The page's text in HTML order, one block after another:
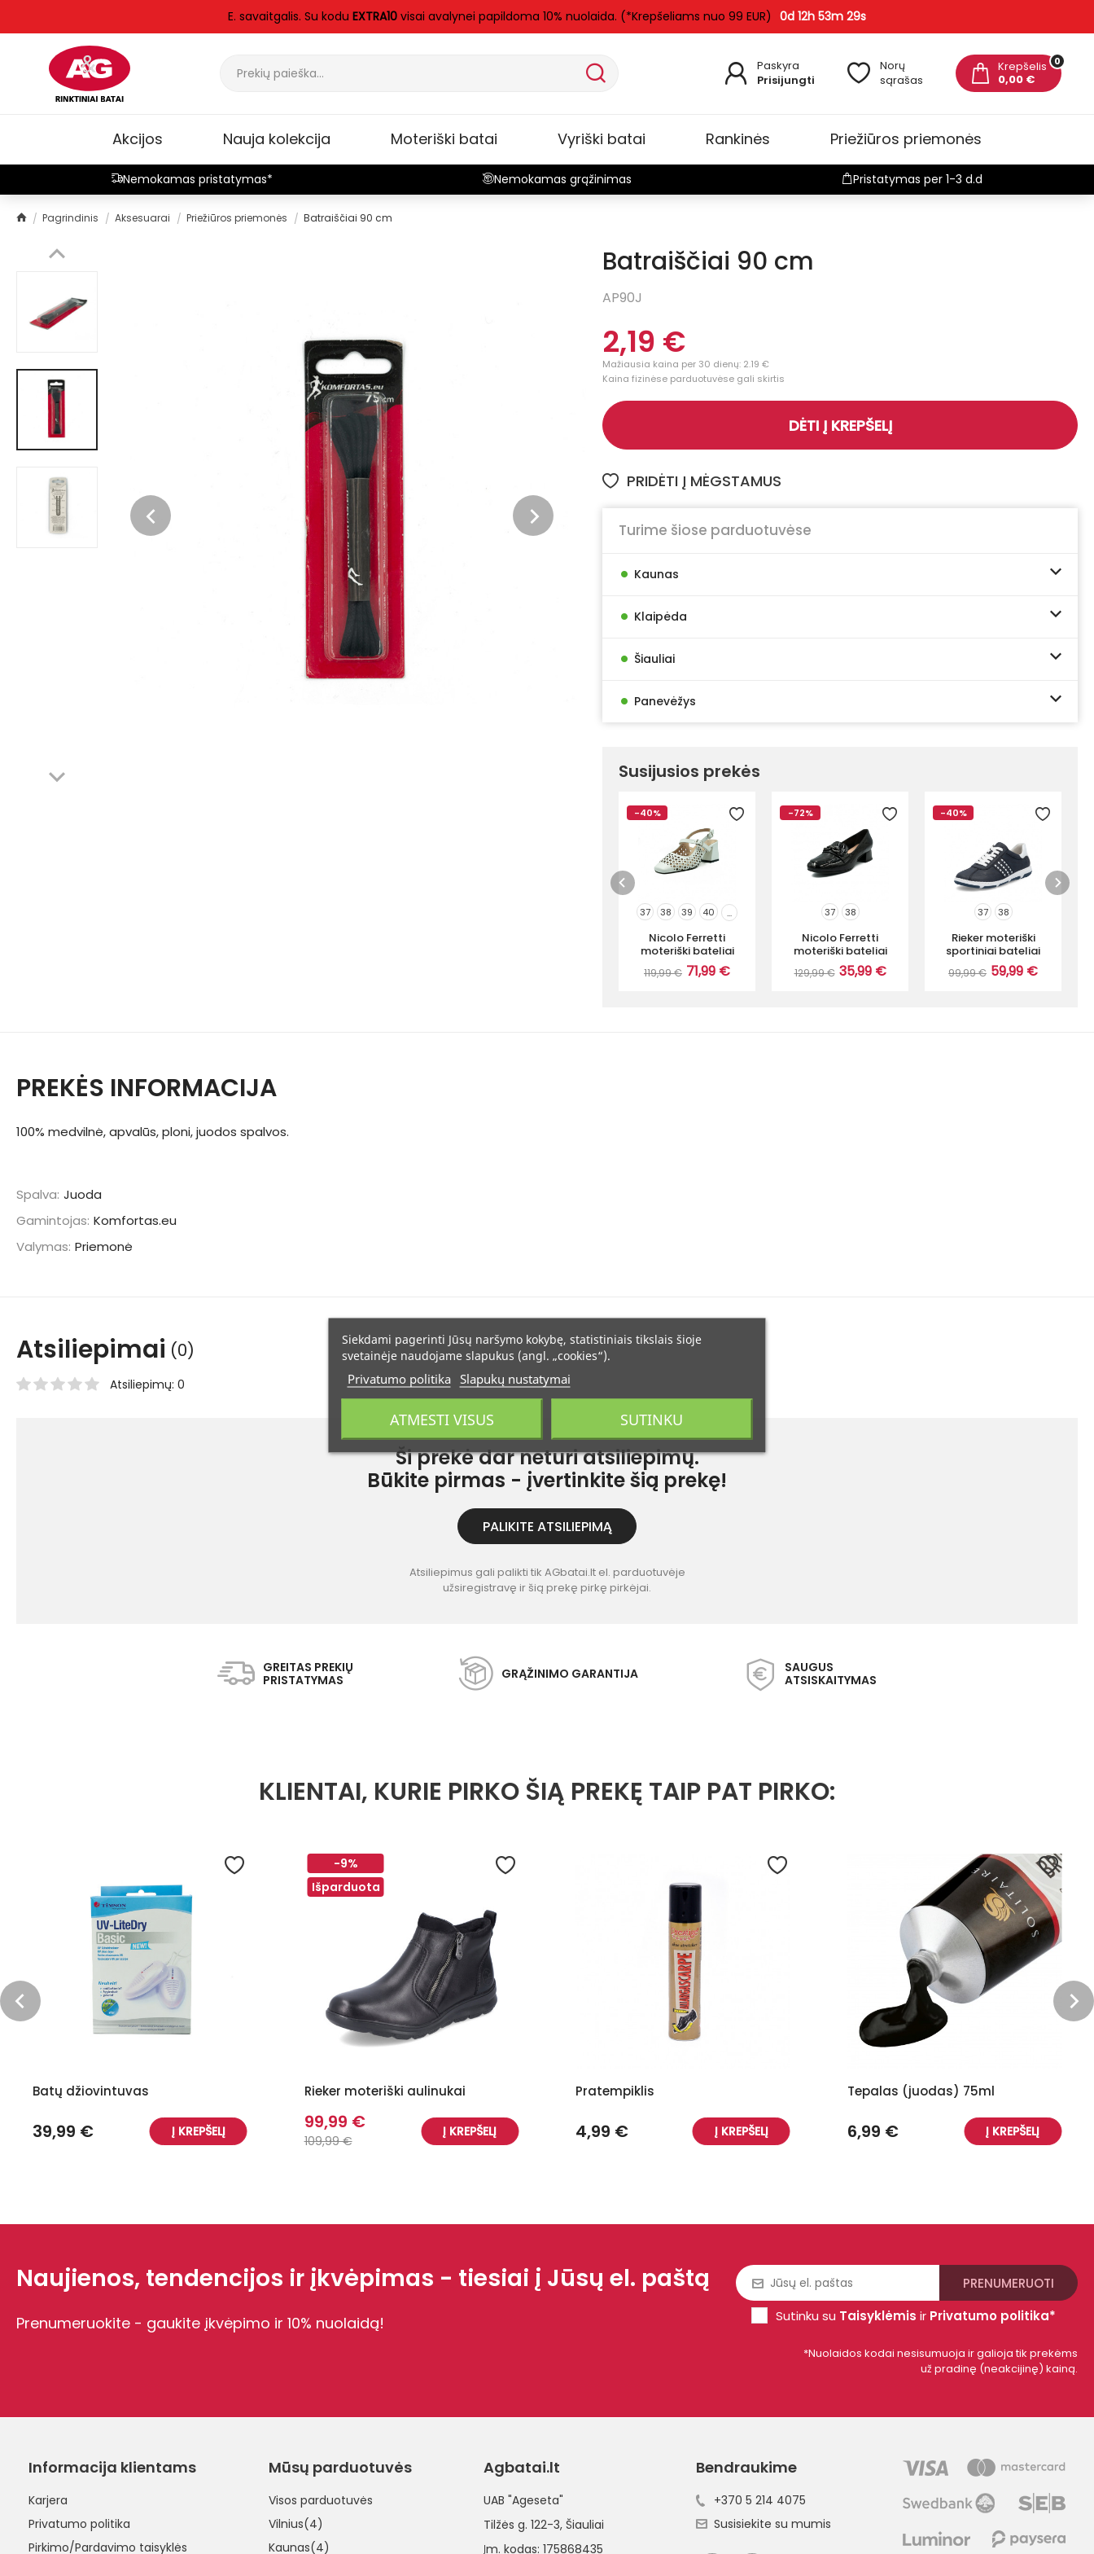
E. savaitgalis. Su kodu EXTRA10 visai avalynei papildoma 10% nuolaida. (*Krepšeliams nuo 99 EUR) 0d 12h 53m 28s
Paskyra
Prisijungti
Norų
sąrašas
0
Krepšelis
0,00 €
Akcijos Nauja kolekcija Moteriški batai Vyriški batai Rankinės Priežiūros priemonės
Nemokamas pristatymas* Nemokamas grąžinimas Pristatymas per 1-3 d.d
Pagrindinis Aksesuarai Priežiūros priemonės Batraiščiai 90 cm
Batraiščiai 90 cm
AP90J
2,19 €
Mažiausia kaina per 30 dienų: 2.19 €
Kaina fizinėse parduotuvėse gali skirtis
DĖTI Į KREPŠELĮ
PRIDĖTI Į MĖGSTAMUS
Turime šiose parduotuvėse
• Kaunas
• Klaipėda
• Šiauliai
• Panevėžys
Susijusios prekės
-40%
37 38 39 40 ...
Nicolo Ferretti
moteriški bateliai
119,99 € 71,99 €
-72%
37 38
Nicolo Ferretti
moteriški bateliai
129,99 € 35,99 €
-40%
37 38
Rieker moteriški
sportiniai bateliai
99,99 € 59,99 €
PREKĖS INFORMACIJA
100% medvilnė, apvalūs, ploni, juodos spalvos.
Spalva: Juoda
Gamintojas: Komfortas.eu
Valymas: Priemonė
Atsiliepimai (0)
Atsiliepimų: 0
Ši prekė dar neturi atsiliepimų.
Būkite pirmas - įvertinkite šią prekę!
PALIKITE ATSILIEPIMĄ
Atsiliepimus gali palikti tik AGbatai.lt el. parduotuvėje
užsiregistravę ir šią prekę pirkę pirkėjai.
GREITAS PREKIŲ
PRISTATYMAS
GRĄŽINIMO GARANTIJA
SAUGUS
ATSISKAITYMAS
KLIENTAI, KURIE PIRKO ŠIĄ PREKĘ TAIP PAT PIRKO:
Batų džiovintuvas
39,99 € Į KREPŠELĮ
-9%
Išparduota
Rieker moteriški aulinukai
99,99 €
109,99 €
Į KREPŠELĮ
Pratempiklis
4,99 € Į KREPŠELĮ
Tepalas (juodas) 75ml
6,99 € Į KREPŠELĮ
Naujienos, tendencijos ir įkvėpimas - tiesiai į Jūsų el. paštą
Prenumeruokite - gaukite įkvėpimo ir 10% nuolaidą! Sutinku su Taisyklėmis ir Privatumo politika*
*Nuolaidos kodai nesisumuoja ir galioja tik prekėms
už pradinę (neakcijinę) kainą.
Informacija klientams
Karjera
Privatumo politika
Pirkimo/Pardavimo taisyklės
Mūsų parduotuvės
Visos parduotuvės
Vilnius(4)
Kaunas(4)
Agbatai.lt
UAB "Ageseta"
Tilžės g. 122-3, Šiauliai
Įm. kodas: 175868435
Bendraukime
+370 5 214 4075
Susisiekite su mumis
Siekdami pagerinti Jūsų naršymo kokybę, statistiniais tikslais šioje
svetainėje naudojame slapukus (angl. „cookies“).
Privatumo politika Slapukų nustatymai
ATMESTI VISUS SUTINKU